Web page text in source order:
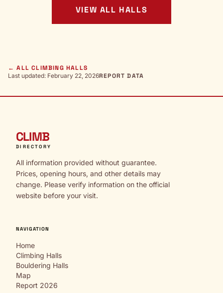
VIEW ALL HALLS
← ALL CLIMBING HALLS
Last updated: February 22, 2026REPORT DATA
CLIMB
DIRECTORY
All information provided without guarantee.
Prices, opening hours, and other details may
change. Please verify information on the official
website before your visit.
NAVIGATION
Home
Climbing Halls
Bouldering Halls
Map
Report 2026